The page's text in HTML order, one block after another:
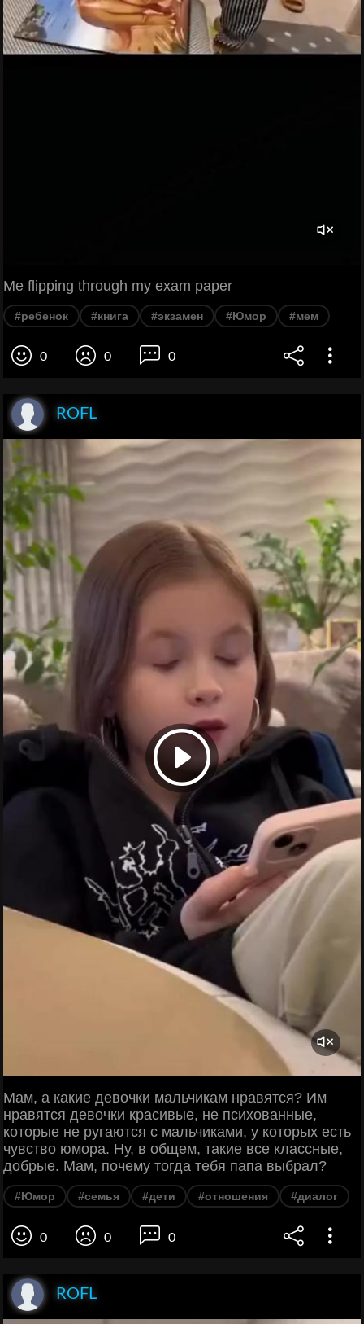
Me flipping through my exam paper
#ребенок #книга #экзамен #Юмор #мем
0 0 0
ROFL
Мам, а какие девочки мальчикам нравятся? Им
нравятся девочки красивые, не психованные,
которые не ругаются с мальчиками, у которых есть
чувство юмора. Ну, в общем, такие все классные,
добрые. Мам, почему тогда тебя папа выбрал?
#Юмор #семья #дети #отношения #диалог
0 0 0
ROFL